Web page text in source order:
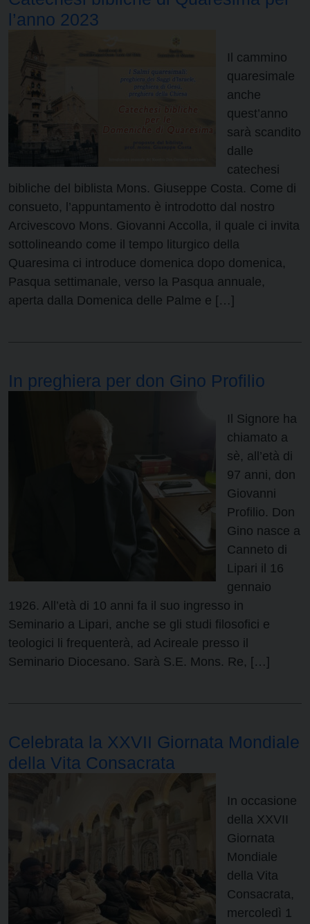
l’anno 2023
Il cammino
quaresimale
anche
quest’anno
sarà scandito
dalle
catechesi
bibliche del biblista Mons. Giuseppe Costa. Come di
consueto, l’appuntamento è introdotto dal nostro
Arcivescovo Mons. Giovanni Accolla, il quale ci invita
sottolineando come il tempo liturgico della
Quaresima ci introduce domenica dopo domenica,
Pasqua settimanale, verso la Pasqua annuale,
aperta dalla Domenica delle Palme e […]
In preghiera per don Gino Profilio
Il Signore ha
chiamato a
sè, all’età di
97 anni, don
Giovanni
Profilio. Don
Gino nasce a
Canneto di
Lipari il 16
gennaio
1926. All’età di 10 anni fa il suo ingresso in
Seminario a Lipari, anche se gli studi filosofici e
teologici li frequenterà, ad Acireale presso il
Seminario Diocesano. Sarà S.E. Mons. Re, […]
Celebrata la XXVII Giornata Mondiale
della Vita Consacrata
In occasione
della XXVII
Giornata
Mondiale
della Vita
Consacrata,
mercoledì 1